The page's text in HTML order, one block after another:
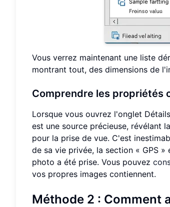
Vous verrez maintenant une liste
montrant tout, des dimensions de
Comprendre les propriétés
Lorsque vous ouvrez l'onglet
est une source précieuse, révélant
pour la prise de vue. C'est
de sa vie privée, la section « GPS
photo a été prise. Vous pouvez
vos propres images contiennent.
Méthode 2 : Comment